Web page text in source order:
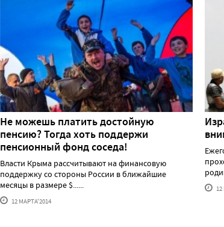
Не можешь платить достойную
пенсию? Тогда хоть поддержи
пенсионный фонд соседа!
Власти Крыма рассчитывают на финансовую
поддержку со стороны России в ближайшие
месяцы в размере $......
12 МАРТА'2014